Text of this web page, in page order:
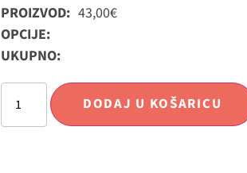
PROIZVOD: 43,00€
OPCIJE:
UKUPNO:
DODAJ U KOŠARICU